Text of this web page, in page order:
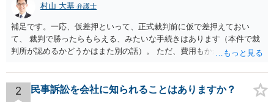
村山 大基 弁護士
補足です。一応、仮差押といって、正式裁判前に仮で差押えておい
て、 裁判で勝ったらもらえる、みたいな手続きはあります（本件で裁
判所が認めるかどうかはまた別の話）。 ただ、費用もかかりますし、
のであれば、 面談相談に行って詳しく話を聞いてみましょう。
2 民事訴訟を会社に知られることはありますか？